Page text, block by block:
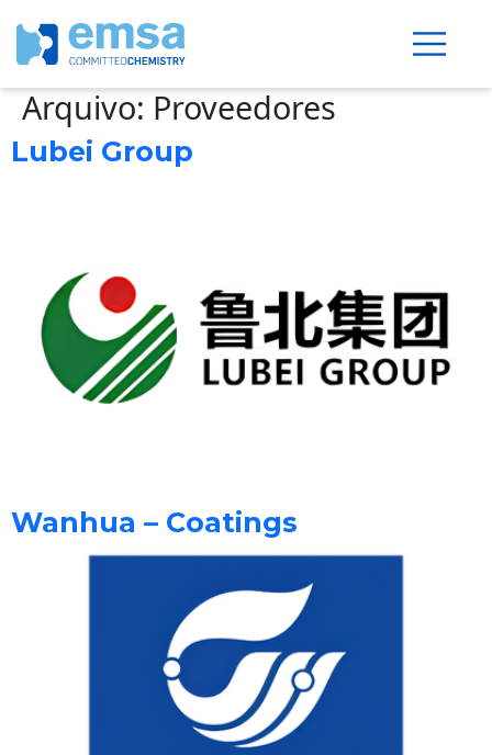
Arquivo: Proveedores
Lubei Group
Wanhua – Coatings